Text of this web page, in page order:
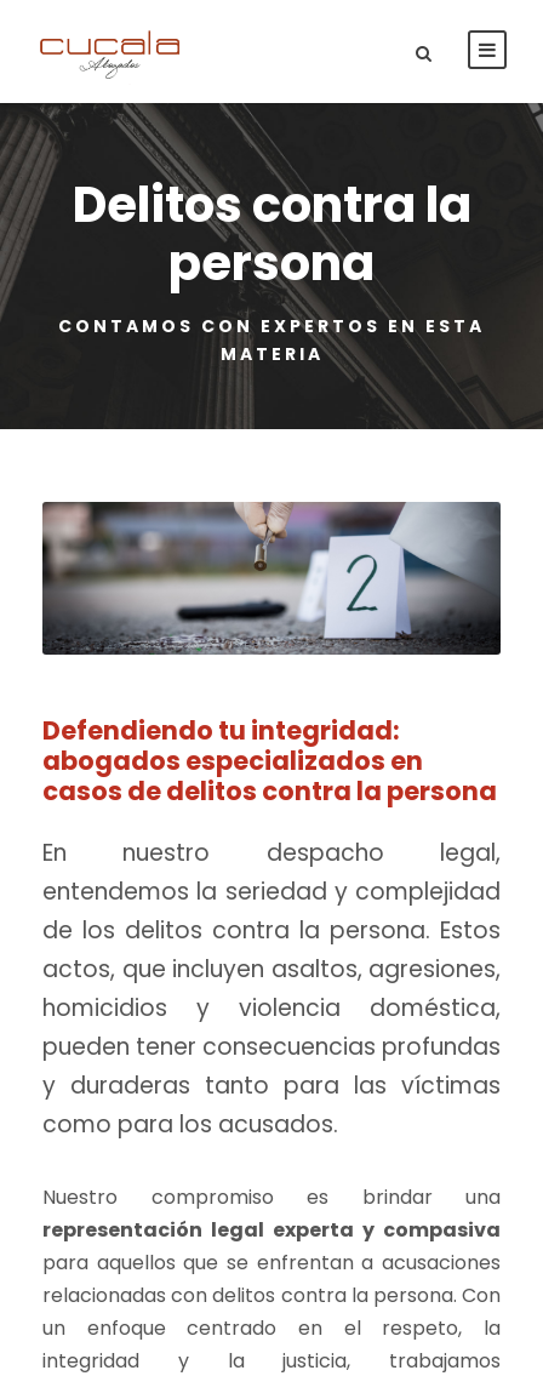
Delitos contra la
persona
CONTAMOS CON EXPERTOS EN ESTA
MATERIA
Defendiendo tu integridad:
abogados especializados en
casos de delitos contra la persona
En nuestro despacho legal,
entendemos la seriedad y complejidad
de los delitos contra la persona. Estos
actos, que incluyen asaltos, agresiones,
homicidios y violencia doméstica,
pueden tener consecuencias profundas
y duraderas tanto para las víctimas
como para los acusados.
Nuestro compromiso es brindar una
representación legal experta y compasiva
para aquellos que se enfrentan a acusaciones
relacionadas con delitos contra la persona. Con
un enfoque centrado en el respeto, la
integridad y la justicia, trabajamos